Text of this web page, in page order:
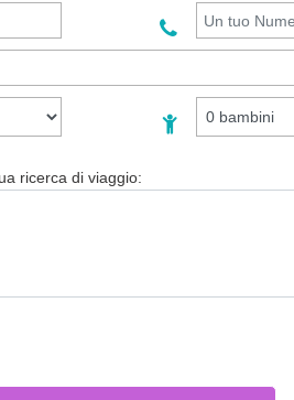
ricerca di viaggio: